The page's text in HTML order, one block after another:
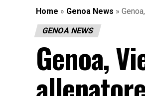
Home » Genoa News »
GENOA NEWS
Genoa,